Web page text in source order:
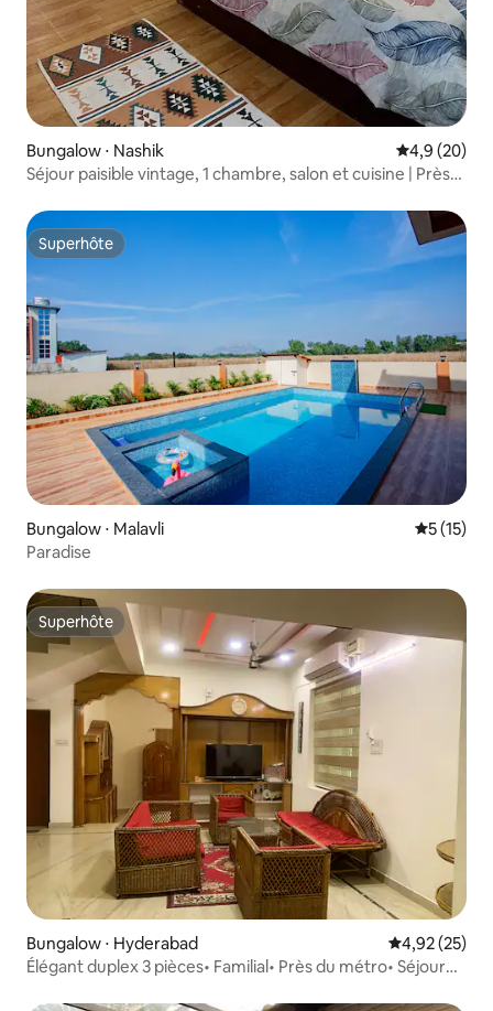
Bungalow ⋅ Nashik Évaluation
4,9 (20)
Séjour paisible vintage, 1 chambre, salon et cuisine | Près
Superhôte
Superhôte
Bungalow ⋅ Malavli
5 (15)
Paradise
Superhôte
Superhôte
Bungalow ⋅ Hyderabad Évaluation
4,92 (25)
Élégant duplex 3 pièces• Familial• Près du métro• Séjour